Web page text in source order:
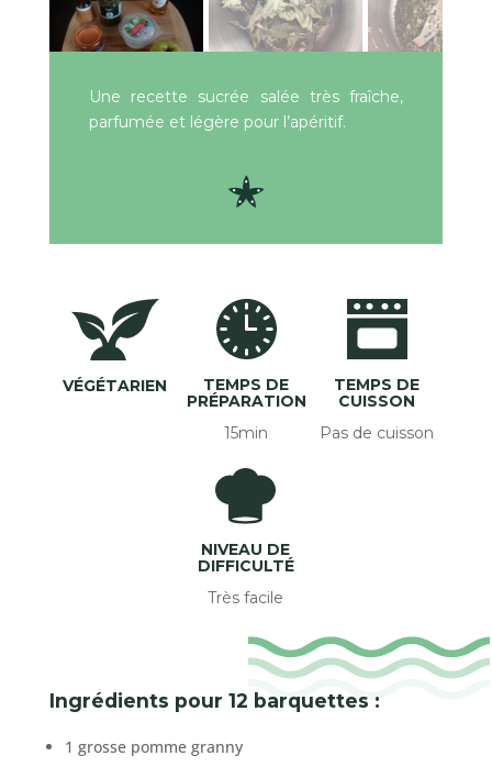
Une recette sucrée salée très fraîche,
parfumée et légère pour l’apéritif.
VÉGÉTARIEN
TEMPS DE
PRÉPARATION
15min
TEMPS DE
CUISSON
Pas de cuisson
NIVEAU DE
DIFFICULTÉ
Très facile
Ingrédients pour 12 barquettes :
1 grosse pomme granny